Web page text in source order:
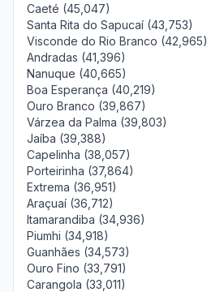
Caeté (45,047)
Santa Rita do Sapucaí (43,753)
Visconde do Rio Branco (42,965)
Andradas (41,396)
Nanuque (40,665)
Boa Esperança (40,219)
Ouro Branco (39,867)
Várzea da Palma (39,803)
Jaíba (39,388)
Capelinha (38,057)
Porteirinha (37,864)
Extrema (36,951)
Araçuaí (36,712)
Itamarandiba (34,936)
Piumhi (34,918)
Guanhães (34,573)
Ouro Fino (33,791)
Carangola (33,011)